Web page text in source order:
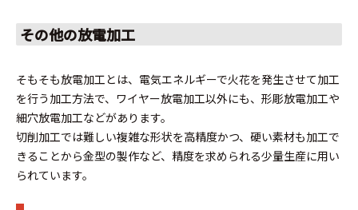
その他の放電加工
そもそも放電加工とは、電気エネルギーで火花を発生させて加工
を行う加工方法で、ワイヤー放電加工以外にも、形彫放電加工や
細穴放電加工などがあります。
切削加工では難しい複雑な形状を高精度かつ、硬い素材も加工で
きることから金型の製作など、精度を求められる少量生産に用い
られています。